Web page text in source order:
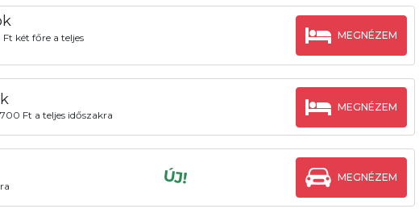
Ft két főre a teljes
MEGNÉZEM
Ft a teljes időszakra
MEGNÉZEM
ÚJ! MEGNÉZEM